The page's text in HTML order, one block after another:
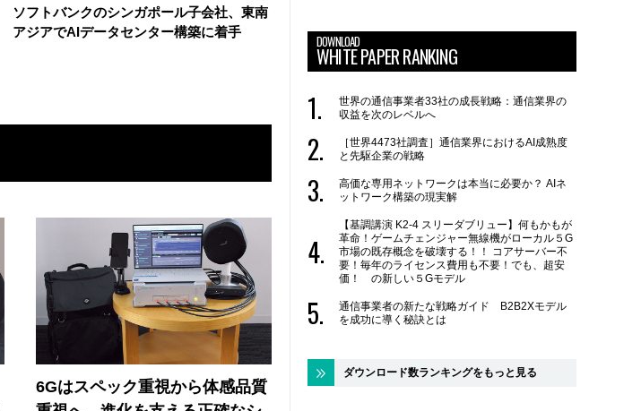
ソフトバンクのシンガポール子会社、東南
アジアでAIデータセンター構築に着手
6Gはスペック重視から体感品質
DOWNLOAD
WHITE PAPER RANKING
世界の通信事業者33社の成長戦略：通信業界の
収益を次のレベルへ
［世界4473社調査］通信業界におけるAI成熟度
と先駆企業の戦略
高価な専用ネットワークは本当に必要か？ AIネ
ットワーク構築の現実解
【基調講演 K2-4 スリーダブリュー】何もかもが
革命！ゲームチェンジャー無線機がローカル５G
市場の既存概念を破壊する！！ コアサーバー不
要！毎年のライセンス費用も不要！でも、超安
価！ の新しい５Gモデル
通信事業者の新たな戦略ガイド B2B2Xモデル
を成功に導く秘訣とは
ダウンロード数ランキングをもっと見る